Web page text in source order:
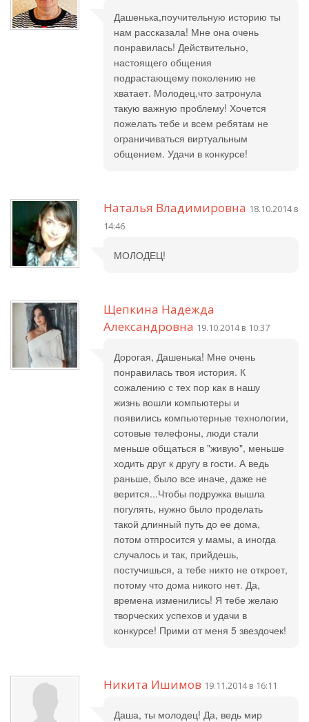
Дашенька,поучительную историю ты
нам рассказала! Мне она очень
понравилась! Действительно,
настоящего общения
подрастающему поколению не
хватает. Молодец,что затронула
такую важную проблему! Хочется
пожелать тебе и всем ребятам не
ограничиваться виртуальным
общением. Удачи в конкурсе!
Наталья Владимировна 18.10.2014 в
14:46
МОЛОДЕЦ!
Щепкина Надежда
Александровна 19.10.2014 в 10:37
Дорогая, Дашенька! Мне очень
понравилась твоя история. К
сожалению с тех пор как в нашу
жизнь вошли компьютеры и
появились компьютерные технологии,
сотовые телефоны, люди стали
меньше общаться в "живую", меньше
ходить друг к другу в гости. А ведь
раньше, было все иначе, даже не
верится...Чтобы подружка вышла
погулять, нужно было проделать
такой длинный путь до ее дома,
потом отпросится у мамы, а иногда
случалось и так, прийдешь,
постучишься, а тебе никто не откроет,
потому что дома никого нет. Да,
времена изменились! Я тебе желаю
творческих успехов и удачи в
конкурсе! Прими от меня 5 звездочек!
Никита Ишимов 19.11.2014 в 16:11
Даша, ты молодец! Да, ведь мир